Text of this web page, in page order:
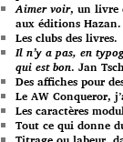
Aimer voir, un livre
aux éditions Hazan.
Les clubs des livres.
Il n’y a pas, en
qui est bon. Jan
Des affiches pour
Le AW Conqueror,
Les caractères
Tout ce qui donne